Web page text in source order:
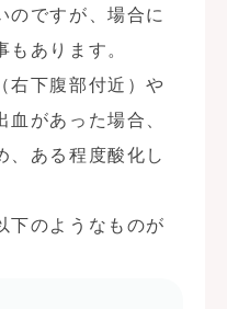
のですが、場合に
もあります。
右下腹部付近）や
血があった場合、
、ある程度酸化し
下のようなものが